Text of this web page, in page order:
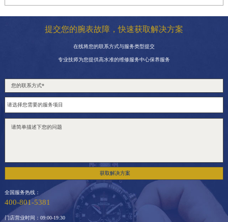
提交您的腕表故障，快速获取解决方案
在线将您的联系方式与服务类型提交
专业技师为您提供高水准的维修服务中心保养服务
获取解决方案
全国服务热线：
400-801-5381
门店营业时间：09:00-19:30